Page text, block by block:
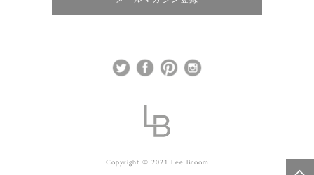
Copyright © 2021 Lee Broom